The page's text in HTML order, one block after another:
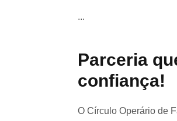
...
Parceria
confiança!
O Círculo Operário de